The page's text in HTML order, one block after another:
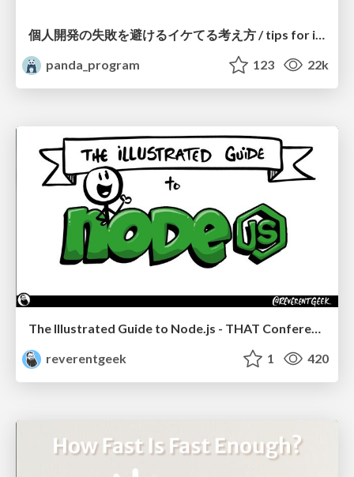
panda_program
123 22k
The Illustrated Guide to Node.js - THAT Conference 2024
reverentgeek
1 420